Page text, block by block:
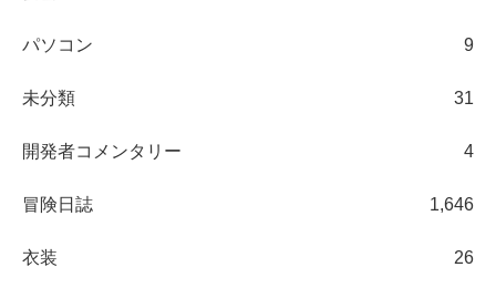
パソコン 9
未分類 31
開発者コメンタリー 4
冒険日誌 1,646
衣装 26